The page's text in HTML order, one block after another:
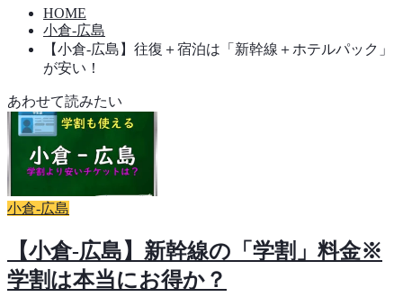
HOME
小倉-広島
【小倉-広島】往復＋宿泊は「新幹線＋ホテルパック」
が安い！
あわせて読みたい
小倉-広島
【小倉-広島】新幹線の「学割」料金※
学割は本当にお得か？